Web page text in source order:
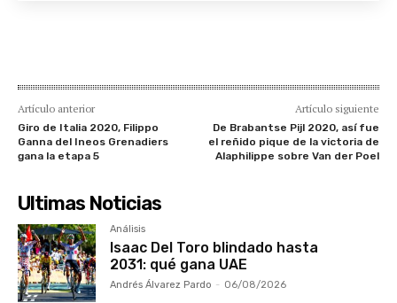
Artículo anterior
Giro de Italia 2020, Filippo
Ganna del Ineos Grenadiers
gana la etapa 5
Artículo siguiente
De Brabantse Pijl 2020, así fue
el reñido pique de la victoria de
Alaphilippe sobre Van der Poel
Ultimas Noticias
Análisis
Isaac Del Toro blindado hasta
2031: qué gana UAE
Andrés Álvarez Pardo - 06/08/2026